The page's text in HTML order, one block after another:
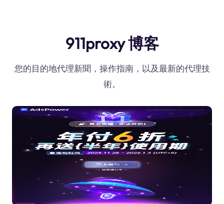
911proxy 博客
您的目的地代理新聞，操作指南，以及最新的代理技
術。